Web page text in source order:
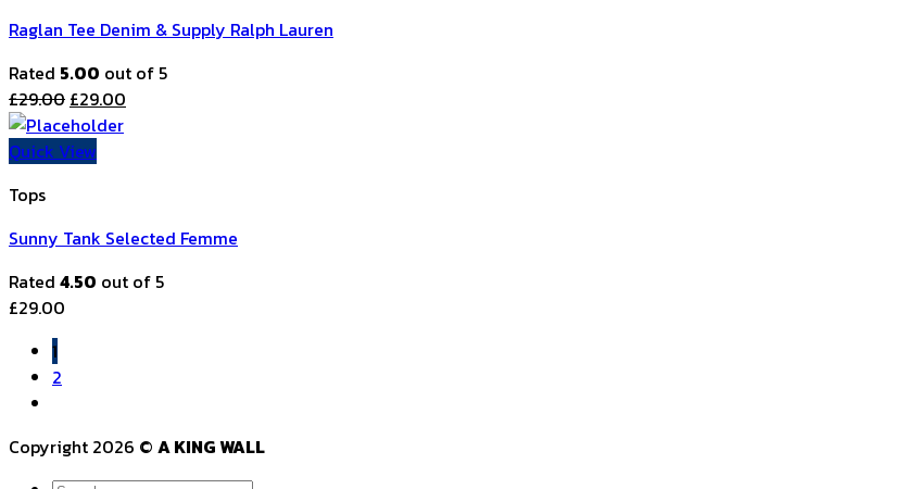
Raglan Tee Denim & Supply Ralph Lauren
Rated 5.00 out of 5
£29.00 £29.00
Quick View
Tops
Sunny Tank Selected Femme
Rated 4.50 out of 5
£29.00
1
2
Copyright 2026 © A KING WALL